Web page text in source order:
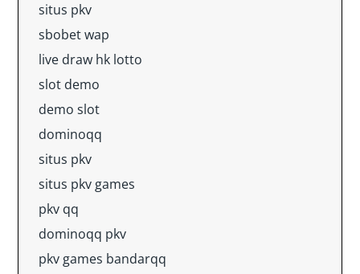
situs pkv
sbobet wap
live draw hk lotto
slot demo
demo slot
dominoqq
situs pkv
situs pkv games
pkv qq
dominoqq pkv
pkv games bandarqq